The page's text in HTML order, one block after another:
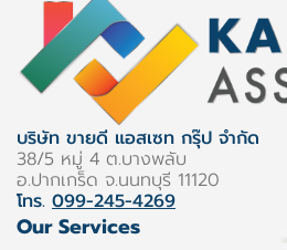
บริษัท ขายดี แอสเซท กรุ๊ป จำกัด
38/5 หมู่ 4 ต.บางพลับ
อ.ปากเกร็ด จ.นนทบุรี 11120
โทร. 099-245-4269
Our Services